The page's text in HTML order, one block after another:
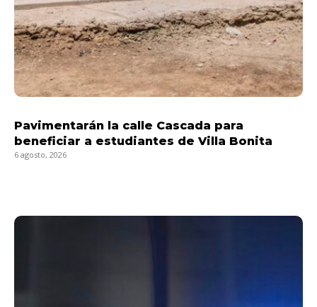
Pavimentarán la calle Cascada para
beneficiar a estudiantes de Villa Bonita
6 agosto, 2026